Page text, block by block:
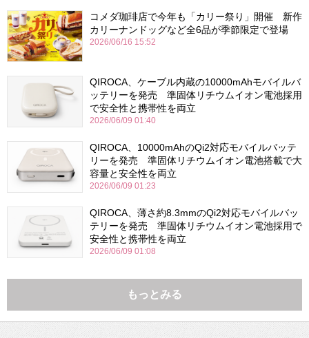
コメダ珈琲店で今年も「カリー祭り」開催 新作
カリーナンドッグなど全6品が季節限定で登場
2026/06/16 15:52
QIROCA、ケーブル内蔵の10000mAhモバイルバ
ッテリーを発売 準固体リチウムイオン電池採用
で安全性と携帯性を両立
2026/06/09 01:40
QIROCA、10000mAhのQi2対応モバイルバッテ
リーを発売 準固体リチウムイオン電池搭載で大
容量と安全性を両立
2026/06/09 01:23
QIROCA、薄さ約8.3mmのQi2対応モバイルバッ
テリーを発売 準固体リチウムイオン電池採用で
安全性と携帯性を両立
2026/06/09 01:08
もっとみる